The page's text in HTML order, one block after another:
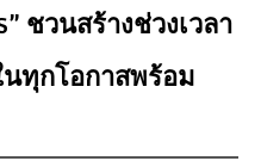
ชวนสร้างช่วงเวลา
ทุกโอกาสพร้อม